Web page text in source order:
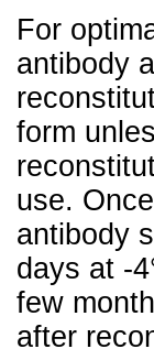
For
antibody
form
use.
antibody
days at -
few
after